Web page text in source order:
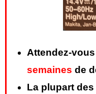
Attendez-
semaines de
La plupart